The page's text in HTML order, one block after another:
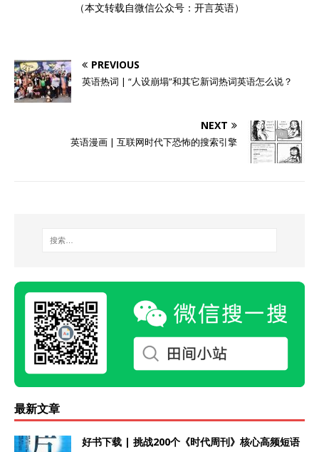
（本文转载自微信公众号：开言英语）
PREVIOUS
英语热词 | “人设崩塌”和其它新词热词英语怎么说？
NEXT
英语漫画 | 互联网时代下恐怖的搜索引擎
最新文章
好书下载 | 挑战200个《时代周刊》核心高频短语